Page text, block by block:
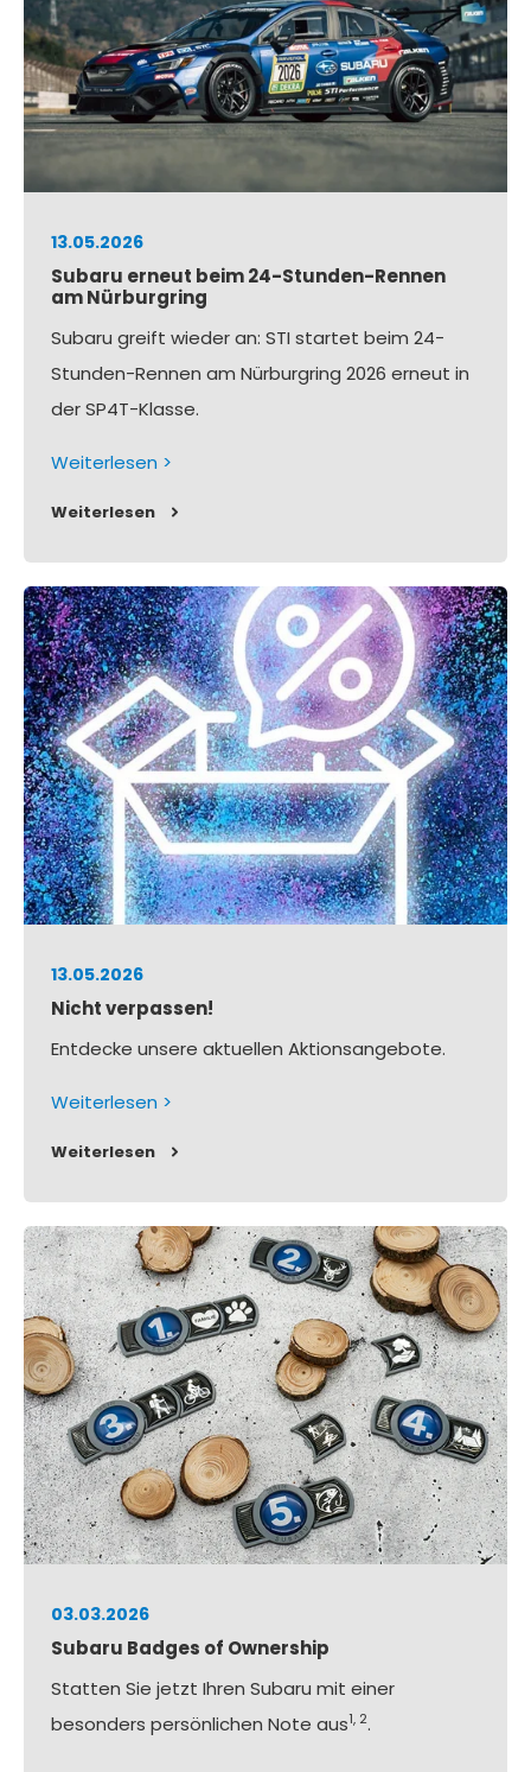
13.05.2026
Subaru erneut beim 24-Stunden-Rennen
am Nürburgring
Subaru greift wieder an: STI startet beim 24-
Stunden-Rennen am Nürburgring 2026 erneut in
der SP4T-Klasse.
Weiterlesen >
Weiterlesen
13.05.2026
Nicht verpassen!
Entdecke unsere aktuellen Aktionsangebote.
Weiterlesen >
Weiterlesen
03.03.2026
Subaru Badges of Ownership
Statten Sie jetzt Ihren Subaru mit einer
besonders persönlichen Note aus1, 2.